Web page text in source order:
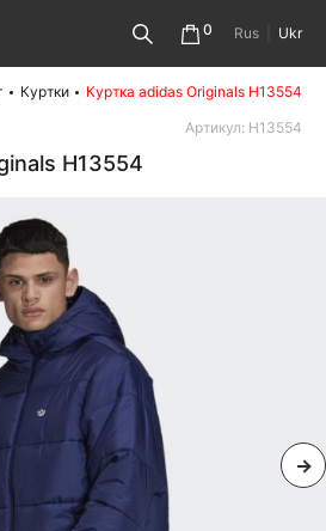
0 Rus Ukr
Куртки
Куртка adidas Originals H13554
Артикул: H13554
H13554